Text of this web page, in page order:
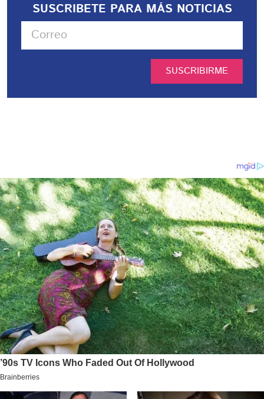
SUSCRIBETE PARA MÁS NOTICIAS
SUSCRIBIRME